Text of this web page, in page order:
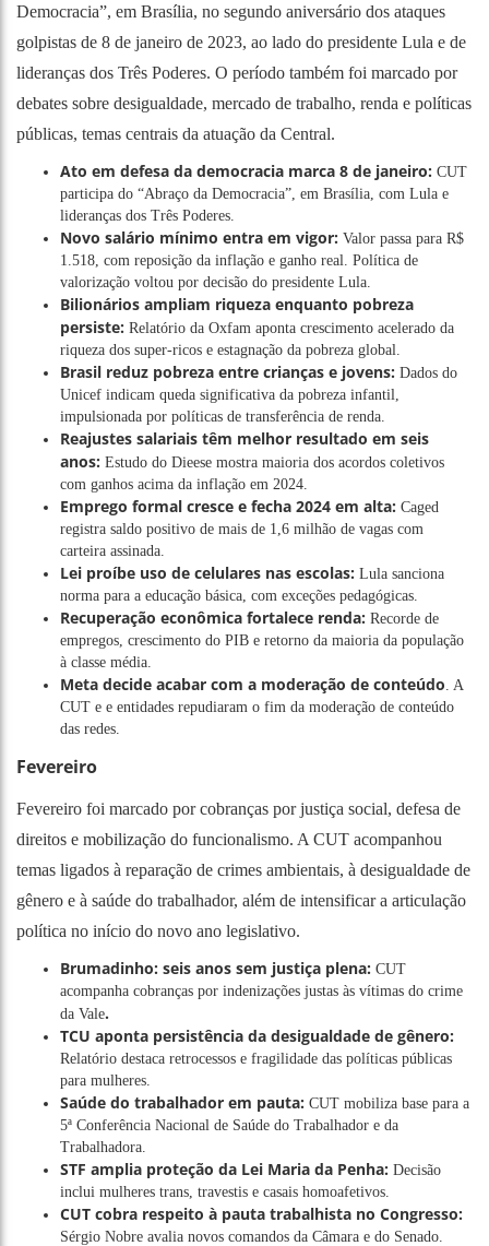
Democracia”, em Brasília, no segundo aniversário dos ataques
golpistas de 8 de janeiro de 2023, ao lado do presidente Lula e de
lideranças dos Três Poderes. O período também foi marcado por
debates sobre desigualdade, mercado de trabalho, renda e políticas
públicas, temas centrais da atuação da Central.
Ato em defesa da democracia marca 8 de janeiro: CUT
participa do “Abraço da Democracia”, em Brasília, com Lula e
lideranças dos Três Poderes.
Novo salário mínimo entra em vigor: Valor passa para R$
1.518, com reposição da inflação e ganho real. Política de
valorização voltou por decisão do presidente Lula.
Bilionários ampliam riqueza enquanto pobreza
persiste: Relatório da Oxfam aponta crescimento acelerado da
riqueza dos super-ricos e estagnação da pobreza global.
Brasil reduz pobreza entre crianças e jovens: Dados do
Unicef indicam queda significativa da pobreza infantil,
impulsionada por políticas de transferência de renda.
Reajustes salariais têm melhor resultado em seis
anos: Estudo do Dieese mostra maioria dos acordos coletivos
com ganhos acima da inflação em 2024.
Emprego formal cresce e fecha 2024 em alta: Caged
registra saldo positivo de mais de 1,6 milhão de vagas com
carteira assinada.
Lei proíbe uso de celulares nas escolas: Lula sanciona
norma para a educação básica, com exceções pedagógicas.
Recuperação econômica fortalece renda: Recorde de
empregos, crescimento do PIB e retorno da maioria da população
à classe média.
Meta decide acabar com a moderação de conteúdo . A
CUT e e entidades repudiaram o fim da moderação de conteúdo
das redes.
Fevereiro
Fevereiro foi marcado por cobranças por justiça social, defesa de
direitos e mobilização do funcionalismo. A CUT acompanhou
temas ligados à reparação de crimes ambientais, à desigualdade de
gênero e à saúde do trabalhador, além de intensificar a articulação
política no início do novo ano legislativo.
Brumadinho: seis anos sem justiça plena: CUT
acompanha cobranças por indenizações justas às vítimas do crime
da Vale.
TCU aponta persistência da desigualdade de gênero:
Relatório destaca retrocessos e fragilidade das políticas públicas
para mulheres.
Saúde do trabalhador em pauta: CUT mobiliza base para a
5ª Conferência Nacional de Saúde do Trabalhador e da
Trabalhadora.
STF amplia proteção da Lei Maria da Penha: Decisão
inclui mulheres trans, travestis e casais homoafetivos.
CUT cobra respeito à pauta trabalhista no Congresso:
Sérgio Nobre avalia novos comandos da Câmara e do Senado.